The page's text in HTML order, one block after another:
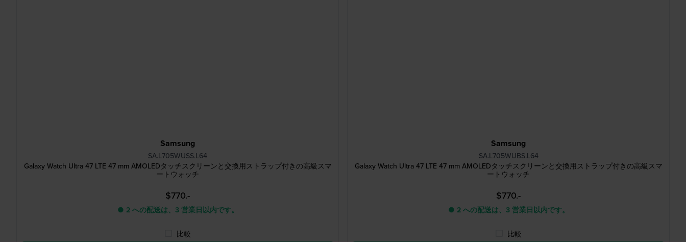
Samsung
SA.L705WUSS.L64
Galaxy Watch Ultra 47 LTE 47 mm AMOLEDタッチスクリーンと交換用ストラップ付きの高級スマ
ートウォッチ
$770.-
● 2 への配送は、3 営業日以内です。
比較
Samsung
SA.L705WUBS.L64
Galaxy Watch Ultra 47 LTE 47 mm AMOLEDタッチスクリーンと交換用ストラップ付きの高級スマ
ートウォッチ
$770.-
● 2 への配送は、3 営業日以内です。
比較